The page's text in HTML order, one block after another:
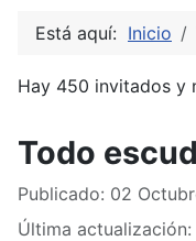
Está aquí: Inicio
Hay 450 invitados y
Todo
Publicado: 02
Última